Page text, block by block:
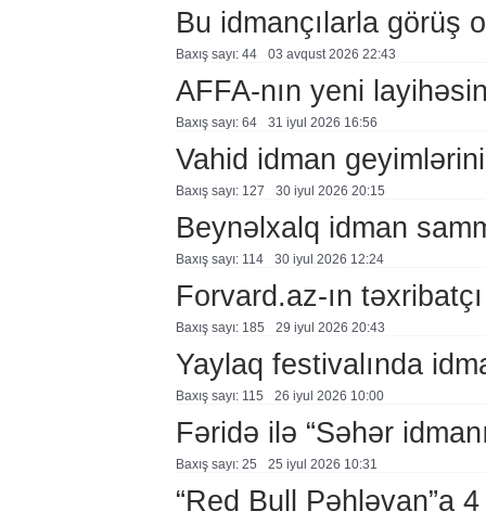
Bu idmançılarla görüş
Baxış sayı: 44 03 avqust 2026 22:43
AFFA-nın yeni
Baxış sayı: 64 31 i̇yul 2026 16:56
Vahid idman
Baxış sayı: 127 30 i̇yul 2026 20:15
Beynəlxalq idman
Baxış sayı: 114 30 i̇yul 2026 12:24
Forvard.az-ın
Baxış sayı: 185 29 i̇yul 2026 20:43
Yaylaq festivalında
Baxış sayı: 115 26 i̇yul 2026 10:00
Fəridə ilə “Səhər
Baxış sayı: 25 25 i̇yul 2026 10:31
“Red Bull Pəhləvan”a